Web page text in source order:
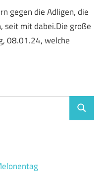
gegen die Adligen, die
seit mit dabei.Die große
08.01.24, welche
Suchen